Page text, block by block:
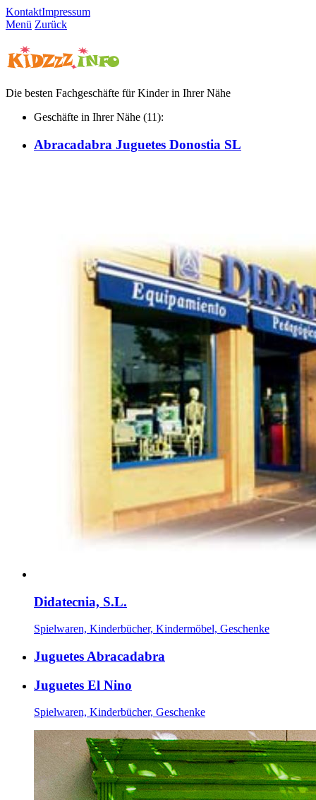
KontaktImpressum
Menü Zurück
Die besten Fachgeschäfte für Kinder in Ihrer Nähe
Geschäfte in Ihrer Nähe (11):
Abracadabra Juguetes Donostia SL
Didatecnia, S.L.
Spielwaren, Kinderbücher, Kindermöbel, Geschenke
Juguetes Abracadabra
Juguetes El Nino
Spielwaren, Kinderbücher, Geschenke